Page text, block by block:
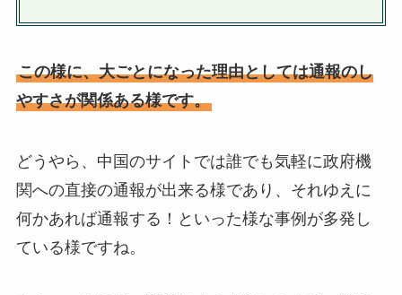
この様に、大ごとになった理由としては通報のし
やすさが関係ある様です。
どうやら、中国のサイトでは誰でも気軽に政府機
関への直接の通報が出来る様であり、それゆえに
何かあれば通報する！といった様な事例が多発し
ている様ですね。